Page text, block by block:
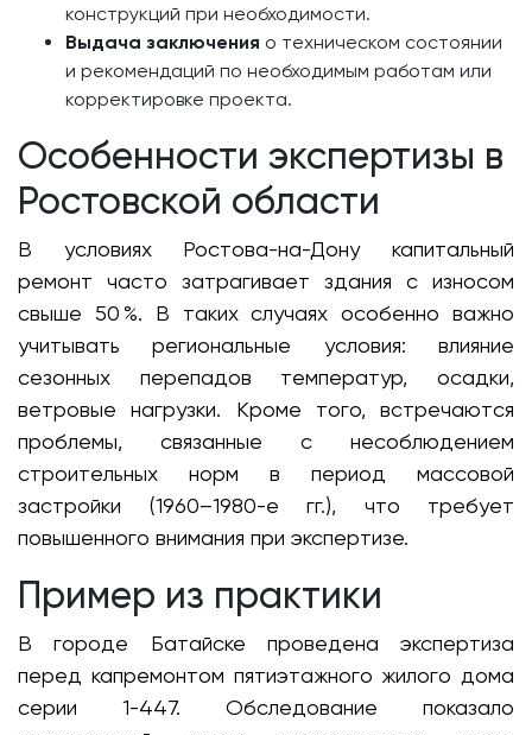
конструкций при необходимости.
Выдача заключения о техническом состоянии
и рекомендаций по необходимым работам или
корректировке проекта.
Особенности экспертизы в
Ростовской области
В условиях Ростова-на-Дону капитальный
ремонт часто затрагивает здания с износом
свыше 50 %. В таких случаях особенно важно
учитывать региональные условия: влияние
сезонных перепадов температур, осадки,
ветровые нагрузки. Кроме того, встречаются
проблемы, связанные с несоблюдением
строительных норм в период массовой
застройки (1960–1980-е гг.), что требует
повышенного внимания при экспертизе.
Пример из практики
В городе Батайске проведена экспертиза
перед капремонтом пятиэтажного жилого дома
серии 1-447. Обследование показало